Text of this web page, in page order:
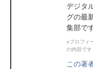
デジタ
グの最
集部で
※プロフィ
の内容です
この著